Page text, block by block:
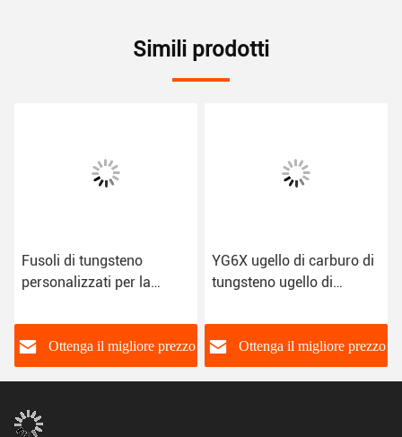
Simili prodotti
Fusoli di tungsteno
personalizzati per la
Fusoli di sabbiatura a
carburo YG6X
Ottenga il migliore prezzo
YG6X ugello di carburo di
tungsteno ugello di
carburo resistente
all'impatto
Ottenga il migliore prezzo